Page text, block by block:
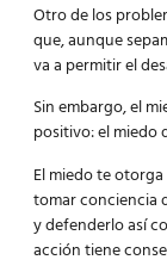
Otro de los
que, aunque
va a permitir el
Sin embargo, el
positivo: el miedo
El miedo te
tomar conciencia
y defenderlo así
acción tiene